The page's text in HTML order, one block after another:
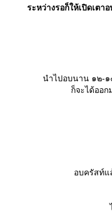
ระหว่างรอก็ให้เปิดเต
นำไปอบนาน ๑๒-
ก็จะได้ออ
อบครัสท์แ